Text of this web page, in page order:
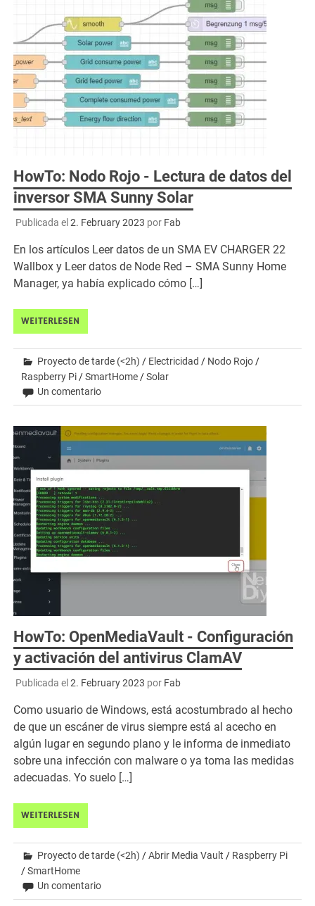
HowTo: Nodo Rojo - Lectura de datos del
inversor SMA Sunny Solar
Publicada el 2. February 2023 por Fab
En los artículos Leer datos de un SMA EV CHARGER 22
Wallbox y Leer datos de Node Red – SMA Sunny Home
Manager, ya había explicado cómo […]
WEITERLESEN
Proyecto de tarde (<2h) / Electricidad / Nodo Rojo /
Raspberry Pi /SmartHome /Solar
Un comentario
HowTo: OpenMediaVault - Configuración
y activación del antivirus ClamAV
Publicada el 2. February 2023 por Fab
Como usuario de Windows, está acostumbrado al hecho
de que un escáner de virus siempre está al acecho en
algún lugar en segundo plano y le informa de inmediato
sobre una infección con malware o ya toma las medidas
adecuadas. Yo suelo […]
WEITERLESEN
Proyecto de tarde (<2h) /Abrir Media Vault / Raspberry Pi
/SmartHome
Un comentario